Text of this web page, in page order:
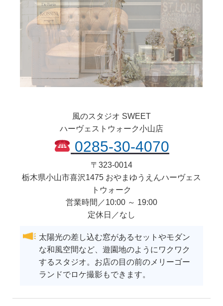
風のスタジオ SWEET
ハーヴェストウォーク小山店
0285-30-4070
〒 323-0014
栃木県小山市喜沢1475 おやまゆうえんハーヴェス
トウォーク
営業時間／10:00 ～ 19:00
定休日／なし
太陽光の差し込む窓があるセットやモダン
な和風空間など、遊園地のようにワクワク
するスタジオ。お店の目の前のメリーゴー
ランドでロケ撮影もできます。